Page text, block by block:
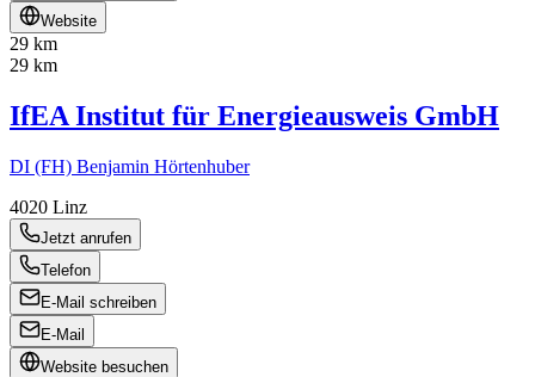
Website
29 km
29 km
IfEA Institut für Energieausweis GmbH
DI (FH) Benjamin Hörtenhuber
4020 Linz
Jetzt anrufen
Telefon
E-Mail schreiben
E-Mail
Website besuchen